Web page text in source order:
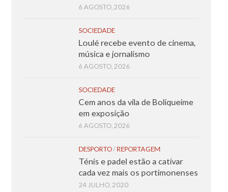
6 AGOSTO, 2026
SOCIEDADE
Loulé recebe evento de cinema,
música e jornalismo
6 AGOSTO, 2026
SOCIEDADE
Cem anos da vila de Boliqueime
em exposição
6 AGOSTO, 2026
DESPORTO/ REPORTAGEM
Ténis e padel estão a cativar
cada vez mais os portimonenses
24 JULHO, 2020